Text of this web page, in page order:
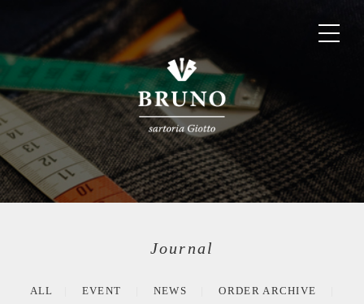
Journal
ALL EVENT NEWS
ORDER ARCHIVE